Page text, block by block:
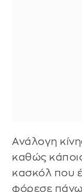
Ανάλογη
καθώς
κασκόλ που
φόρεσε πάνω